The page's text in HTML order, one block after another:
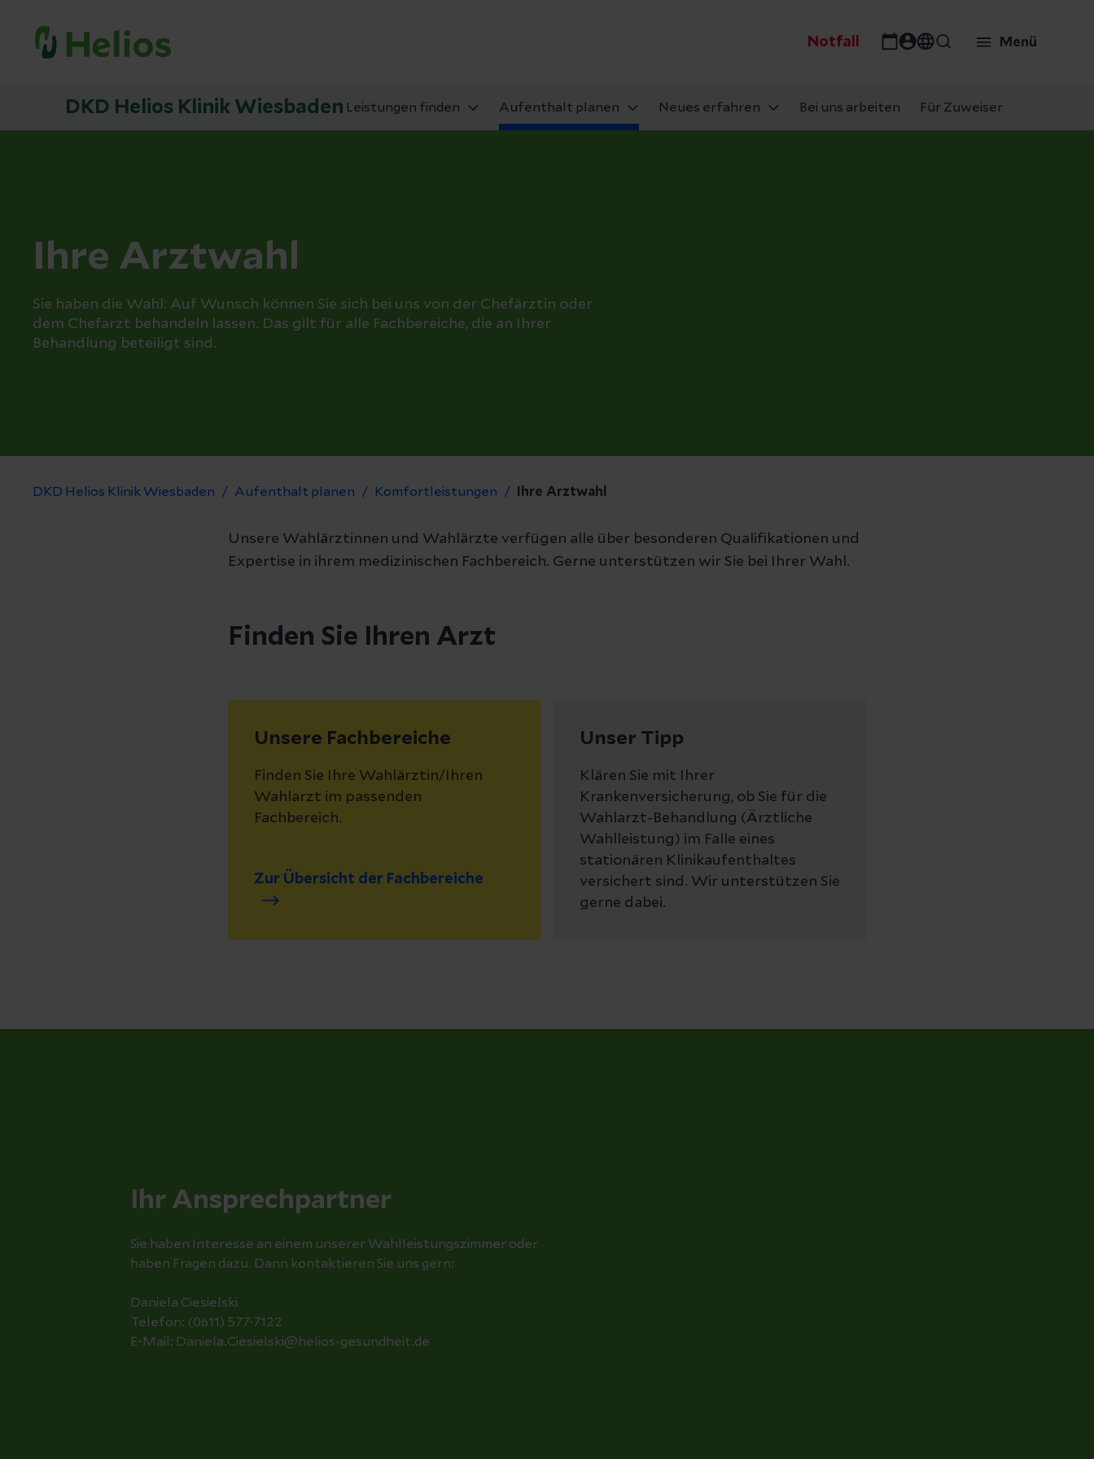
Notfall Menü
DKD Helios Klinik Wiesbaden Leistungen finden Aufenthalt planen Neues erfahren Bei uns arbeiten Für Zuweiser
Ihre Arztwahl
Sie haben die Wahl: Auf Wunsch können Sie sich bei uns von der Chefärztin oder
dem Chefarzt behandeln lassen. Das gilt für alle Fachbereiche, die an Ihrer
Behandlung beteiligt sind.
DKD Helios Klinik Wiesbaden Aufenthalt planen Komfortleistungen Ihre Arztwahl
Unsere Wahlärztinnen und Wahlärzte verfügen alle über besonderen Qualifikationen und
Expertise in ihrem medizinischen Fachbereich. Gerne unterstützen wir Sie bei Ihrer Wahl.
Finden Sie Ihren Arzt
Unsere Fachbereiche
Finden Sie Ihre Wahlärztin/Ihren
Wahlarzt im passenden
Fachbereich.
Zur Übersicht der Fachbereiche
Unser Tipp
Klären Sie mit Ihrer
Krankenversicherung, ob Sie für die
Wahlarzt-Behandlung (Ärztliche
Wahlleistung) im Falle eines
stationären Klinikaufenthaltes
versichert sind. Wir unterstützen Sie
gerne dabei.
Ihr Ansprechpartner
Sie haben Interesse an einem unserer Wahlleistungszimmer oder
haben Fragen dazu. Dann kontaktieren Sie uns gern:
Daniela Ciesielski
Telefon: (0611) 577-7122
E-Mail: Daniela.Ciesielski@helios-gesundheit.de